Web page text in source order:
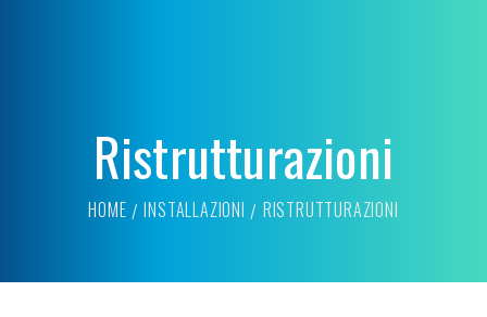
Ristrutturazioni
HOME INSTALLAZIONI RISTRUTTURAZIONI